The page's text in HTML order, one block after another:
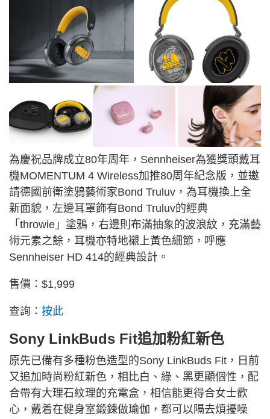
為慶祝品牌成立80年周年，Sennheiser為獲獎頭戴耳
機MOMENTUM 4 Wireless加推80周年紀念版，並邀
請德國前衛塗鴉藝術家Bond Truluv，為耳機換上全
新面貌，左邊耳罩飾有Bond Truluv的經典
「throwie」塗鴉，右邊則布滿抽象的波浪紋，充滿藝
術元素之餘，耳機亦特地襯上黃色細節，呼應
Sennheiser HD 414的經典設計。
售價：$1,999
查詢： 按此
Sony LinkBuds Fit追加粉紅新色
原先已備有多種粉色造型的Sony LinkBuds Fit，日前
又追加時尚粉紅新色，相比白、綠、黑更顯個性，配
合帶有大理石紋理的充電盒，相信能更得合女士歡
心，戴着在健身室鍛鍊做瑜伽，都可以隔去煩擾噪